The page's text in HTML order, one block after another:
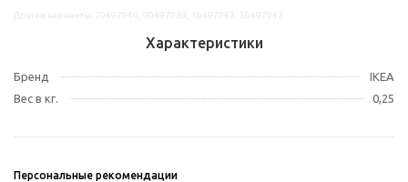
Характеристики
Бренд
IKEA
Вес в кг.
0,25
Персональные рекомендации